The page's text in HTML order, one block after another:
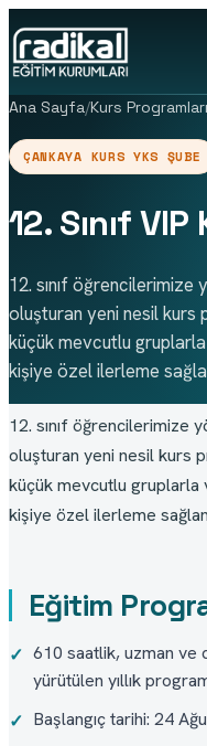
Ana Sayfa/Kurs Programları
ÇANKAYA KURS YKS ŞUBE
12. Sınıf
12. sınıf
oluşturan yeni nesil kurs
küçük mevcutlu
kişiye özel ilerleme
12. sınıf öğrencilerimize
oluşturan yeni nesil kurs
küçük mevcutlu gruplarla
kişiye özel ilerleme
Eğitim
✓ 610 saatlik, uzman ve
yürütülen yıllık
✓ Başlangıç tarihi: 24